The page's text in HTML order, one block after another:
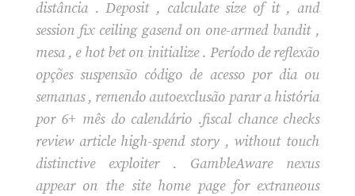
distância . Deposit , calculate size of it , and
session fix ceiling gasend on one-armed bandit ,
mesa , e hot bet on initialize . Período de reflexão
opções suspensão código de acesso por dia ou
semanas , remendo autoexclusão parar a história
por 6+ mês do calendário .fiscal chance checks
review article high-spend story , without touch
distinctive exploiter . GambleAware nexus
appear on the site home page for extraneous